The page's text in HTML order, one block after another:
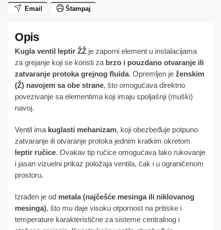
Email Štampaj
Kugla ventil leptir ŽŽ je zaporni element u instalacijama
za grejanje koji se koristi za brzo i pouzdano otvaranje ili
zatvaranje protoka grejnog fluida. Opremljen je ženskim
(Ž) navojem sa obe strane, što omogućava direktno
povezivanje sa elementima koji imaju spoljašnji (muški)
navoj.
Ventil ima kuglasti mehanizam, koji obezbeđuje potpuno
zatvaranje ili otvaranje protoka jednim kratkim okretom
leptir ručice. Ovakav tip ručice omogućava lako rukovanje
i jasan vizuelni prikaz položaja ventila, čak i u ograničenom
prostoru.
Izrađen je od metala (najčešće mesinga ili niklovanog
mesinga), što mu daje visoku otpornost na pritiske i
temperature karakteristične za sisteme centralnog i